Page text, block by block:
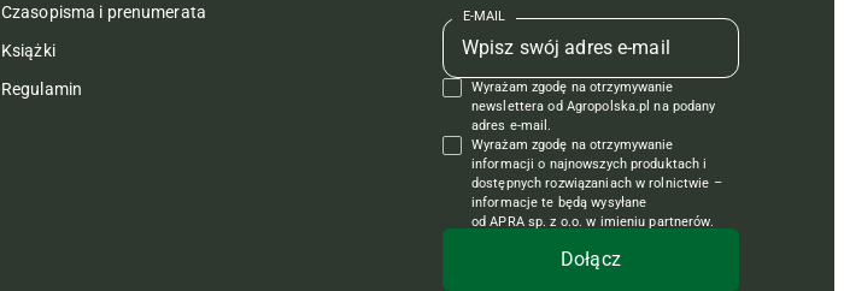
Czasopisma i prenumerata
Książki
Regulamin
E-MAIL
Wyrażam zgodę na otrzymywanie
newslettera od Agropolska.pl na podany
adres e-mail.
Wyrażam zgodę na otrzymywanie
informacji o najnowszych produktach i
dostępnych rozwiązaniach w rolnictwie –
informacje te będą wysyłane
od APRA sp. z o.o. w imieniu partnerów.